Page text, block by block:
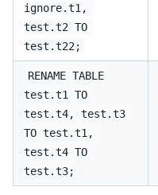
ignore.t1,
test.t2 TO
test.t22;
RENAME TABLE
test.t1 TO
test.t4, test.t3
TO test.t1,
test.t4 TO
test.t3;